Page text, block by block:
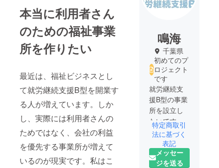
本当に利用者さん
のための福祉事業
所を作りたい
最近は、福祉ビジネスとし
て就労継続支援B型を開業す
る人が増えています。しか
し、実際には利用者さんの
ためではなく、会社の利益
を優先する事業所が増えて
いるのが現実です。私はこ
鳴海
千葉県
初めてのプ
ロジェクト
です
就労継続支
援B型の事業
所を設立し
たいです。
応援よろし
くお願いい
たします。
特定商取引
法に基づく
表記
メッセー
ジを送る